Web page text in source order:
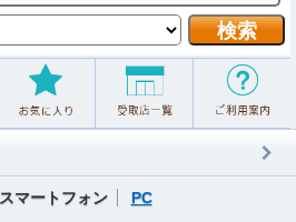
スマートフォン PC